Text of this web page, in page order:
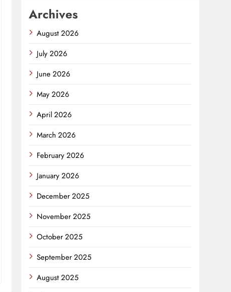
Archives
August 2026
July 2026
June 2026
May 2026
April 2026
March 2026
February 2026
January 2026
December 2025
November 2025
October 2025
September 2025
August 2025